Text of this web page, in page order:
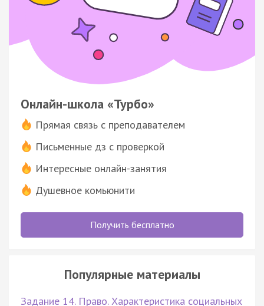
Онлайн-школа «Турбо»
Прямая связь с преподавателем
Письменные дз с проверкой
Интересные онлайн-занятия
Душевное комьюнити
Получить бесплатно
Популярные материалы
Задание 14. Право. Характеристика социальных